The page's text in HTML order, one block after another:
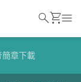
簡章下載
searchshopping_cartmenu